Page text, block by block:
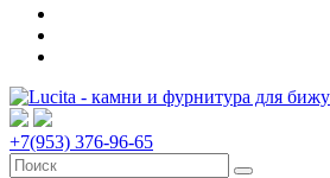
+7(953) 376-96-65